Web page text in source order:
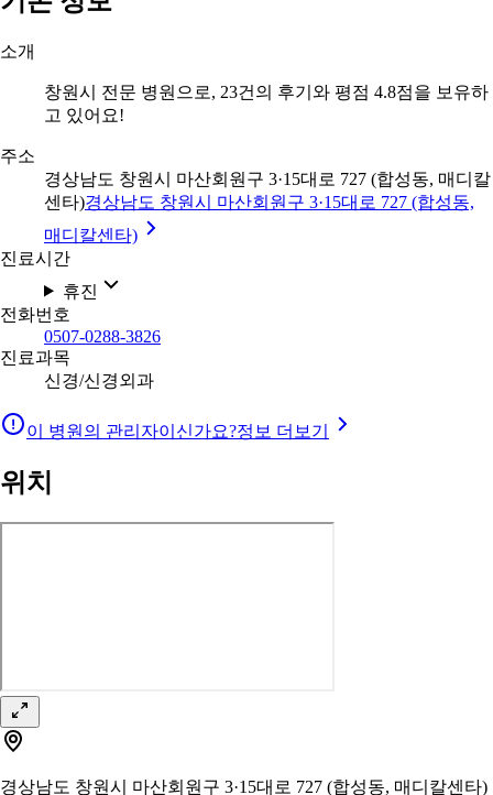
소개
창원시 전문 병원으로, 23건의 후기와 평점 4.8점을 보유하
고 있어요!
주소
경상남도 창원시 마산회원구 3·15대로 727 (합성동, 매디칼
센타)경상남도 창원시 마산회원구 3·15대로 727 (합성동,
매디칼센타)
진료시간
휴진
전화번호
0507-0288-3826
진료과목
신경/신경외과
이 병원의 관리자이신가요?정보 더보기
위치
경상남도 창원시 마산회원구 3·15대로 727 (합성동, 매디칼센타)